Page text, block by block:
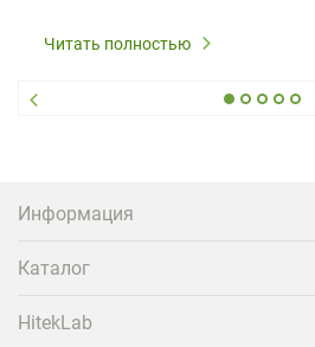
Читать полностью
Информация
Каталог
HitekLab